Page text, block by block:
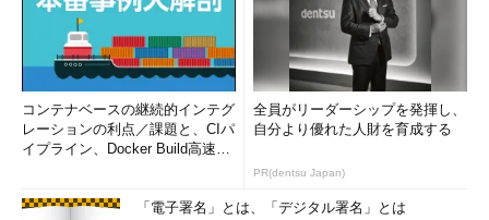
コンテナベースの継続的インテグ
レーションの利点／課題と、CIパ
イプライン、Docker Build高速化
全員がリーダーシップを発揮し、
自分より優れた人財を育成する
PR(dentsu Japan)
「電子署名」とは、「デジタル署名」とは